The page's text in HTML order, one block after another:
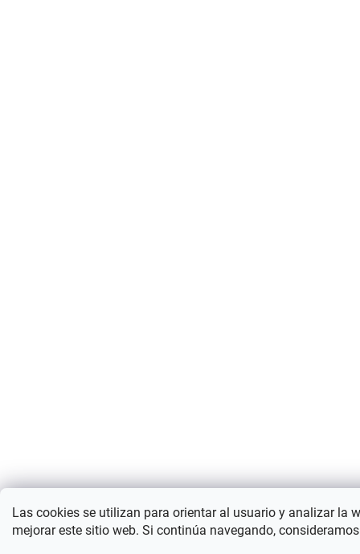
Las cookies se utilizan para orientar al usuario y analizar la
mejorar este sitio web. Si continúa navegando,